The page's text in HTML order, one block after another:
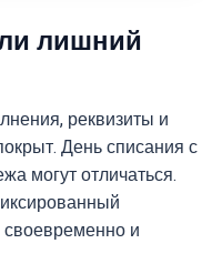
лишний
реквизиты и
День списания с
могут отличаться.
и